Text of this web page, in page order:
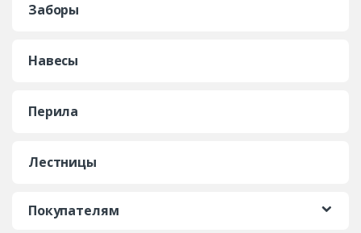
Заборы
Навесы
Перила
Лестницы
Покупателям